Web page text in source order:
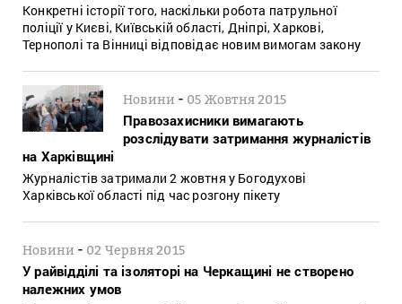
Конкретні історії того, наскільки робота патрульної
поліції у Києві, Київській області, Дніпрі, Харкові,
Тернополі та Вінниці відповідає новим вимогам закону
Новини - 05 Жовтня 2015
Правозахисники вимагають
розслідувати затримання журналістів
на Харківщині
Журналістів затримали 2 жовтня у Богодухові
Харківської області під час розгону пікету
Новини - 02 Червня 2015
У райвідділі та ізоляторі на Черкащині не створено
належних умов